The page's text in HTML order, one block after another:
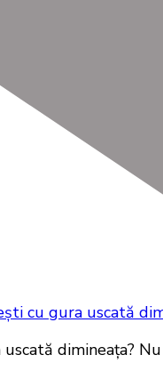
cu gura uscată